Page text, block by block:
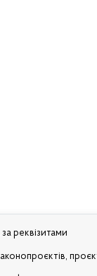
реквізитами